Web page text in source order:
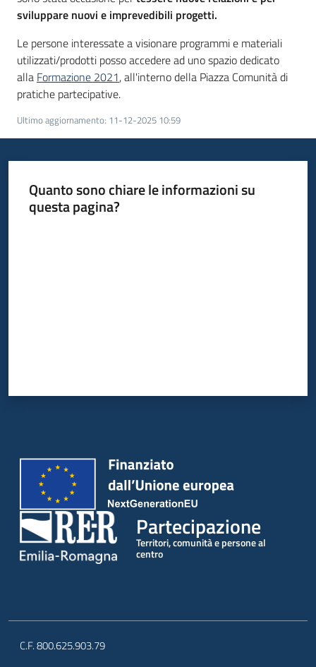
sviluppare nuovi e imprevedibili progetti.
Le persone interessate a visionare programmi e materiali
utilizzati/prodotti posso accedere ad uno spazio dedicato
alla Formazione 2021, all'interno della Piazza Comunità di
pratiche partecipative.
Ultimo aggiornamento: 11-12-2025 10:59
Quanto sono chiare le informazioni su
questa pagina?
Partecipazione
Territori, comunità e persone al
centro
C.F. 800.625.903.79